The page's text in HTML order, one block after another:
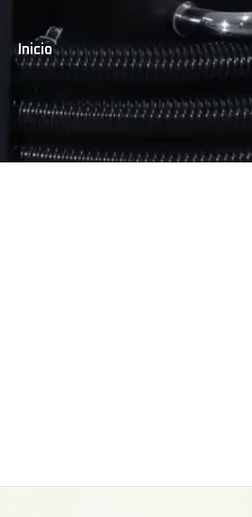
Inicio